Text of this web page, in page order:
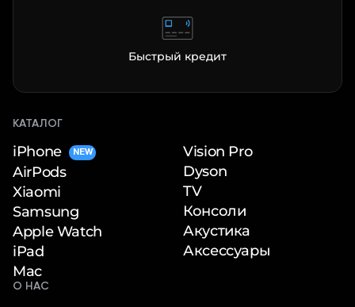
Быстрый кредит
КАТАЛОГ
iPhone NEW
AirPods
Xiaomi
Samsung
Apple Watch
iPad
Mac
Vision Pro
Dyson
TV
Консоли
Акустика
Аксессуары
О НАС